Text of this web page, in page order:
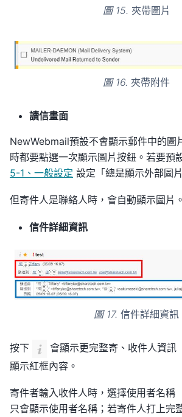
圖 15. 夾帶圖片
圖 16. 夾帶附件
讀信畫面
NewWebmail預設不會顯示郵件中的圖
時都要點選一次顯示圖片按鈕。若要預
5-1、一般設定 設定「總是顯示外部圖
但寄件人是聯絡人時，會自動顯示圖片。
信件詳細資訊
圖 17. 信件詳細資訊
按下
會顯示更完整寄、收件人資訊
顯示紅框內容。
寄件者輸入收件人時，選擇使用者名
只會顯示使用者名稱；若寄件人打上完